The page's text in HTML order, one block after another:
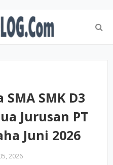
SMK D3
Jurusan PT
Juni 2026
2026